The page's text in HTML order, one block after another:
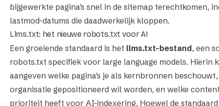
bijgewerkte pagina's snel in de sitemap terechtkomen,
lastmod-datums die daadwerkelijk kloppen.
Llms.txt: het nieuwe robots.txt voor AI
Een groeiende standaard is het llms.txt-bestand, een
robots.txt specifiek voor large language models. Hierin
aangeven welke pagina's je als kernbronnen
organisatie gepositioneerd wil worden, en welke
prioriteit heeft voor AI-indexering. Hoewel de